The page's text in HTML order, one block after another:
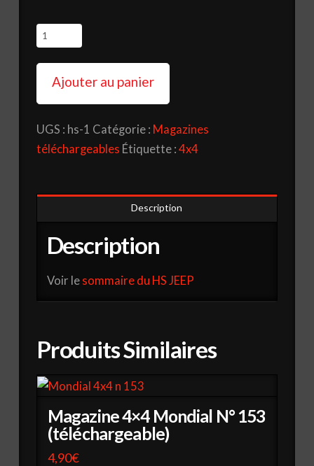
quantité
de
JEEP
Ajouter au panier
UGS : hs-1 Catégorie : Magazines
téléchargeables Étiquette : 4x4
Description
Description
Voir le sommaire du HS JEEP
Produits Similaires
Magazine 4×4 Mondial N° 153
(téléchargeable)
4,90€